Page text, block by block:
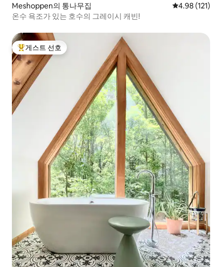
Meshoppen의 통나무집 평점 4.98점(5
4.98 (121)
온수 욕조가 있는 호수의 그레이시 캐빈!
상위 게스트 선호
게스트 선호